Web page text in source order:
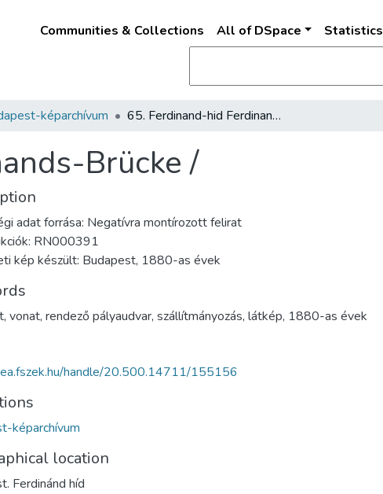
Communities & Collections All of DSpace Statistics
képarchívum 65. Ferdinand-hid Ferdinands-Brücke /
Brücke /
adat forrása: Negatívra montírozott felirat
RN000391
kép készült: Budapest, 1880-as évek
, vonat, rendező pályaudvar, szállítmányozás, látkép, 1880-as évek
handle/20.500.14711/155156
képarchívum
location
Ferdinánd híd